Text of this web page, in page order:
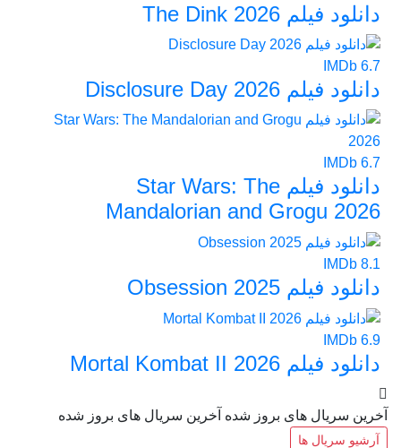
دانلود فیلم The Dink 2026
IMDb 6.7
دانلود فیلم Disclosure Day 2026
IMDb 6.7
دانلود فیلم Star Wars: The
Mandalorian and Grogu 2026
IMDb 8.1
دانلود فیلم Obsession 2025
IMDb 6.9
دانلود فیلم Mortal Kombat II 2026
آخرین سریال های بروز شده آخرین سریال های بروز شده
آرشیو سریال ها